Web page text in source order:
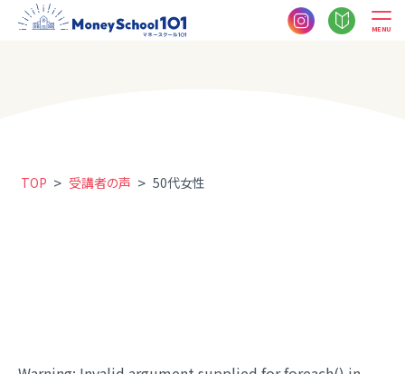
MENU
TOP > 受講者の声 > 50代女性